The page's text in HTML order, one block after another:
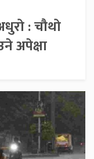
: चौथो
अपेक्षा